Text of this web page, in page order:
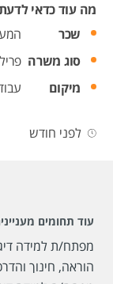
מה עוד כדאי
שכר
סוג משרה
מיקום
לפני חודש
עוד תחומים
מפתח/ת למידה
הוראה, חינוך